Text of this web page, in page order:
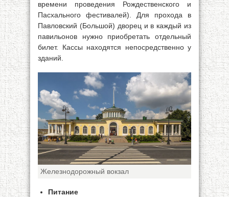
времени проведения Рождественского и
Пасхального фестивалей). Для прохода в
Павловский (Большой) дворец и в каждый из
павильонов нужно приобретать отдельный
билет. Кассы находятся непосредственно у
зданий.
Железнодорожный вокзал
Питание